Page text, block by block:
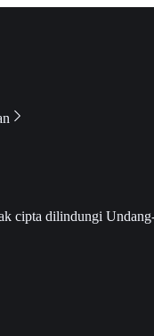
cipta dilindungi